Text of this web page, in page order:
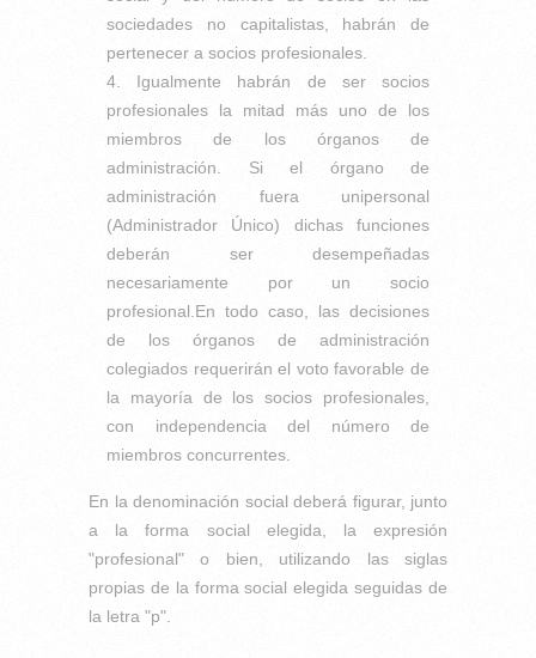
sociedades no capitalistas, habrán de
pertenecer a socios profesionales.
Igualmente habrán de ser socios
profesionales la mitad más uno de los
miembros de los órganos de
administración. Si el órgano de
administración fuera unipersonal
(Administrador Único) dichas funciones
deberán ser desempeñadas
necesariamente por un socio
profesional.En todo caso, las decisiones
de los órganos de administración
colegiados requerirán el voto favorable de
la mayoría de los socios profesionales,
con independencia del número de
miembros concurrentes.
En la denominación social deberá figurar, junto
a la forma social elegida, la expresión
"profesional" o bien, utilizando las siglas
propias de la forma social elegida seguidas de
la letra "p".